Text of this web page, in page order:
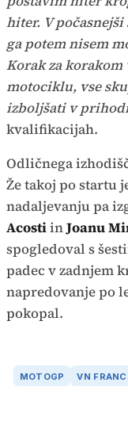
hiter. V
ga potem nisem
Korak za korakom
motociklu, vse
izboljšati v
kvalifikacijah.
Odličnega
Že takoj po startu
nadaljevanju pa
AcostiinJoanu
spogledoval s
padec v zadnjem
napredovanje po
pokopal.
MOTOGP VN